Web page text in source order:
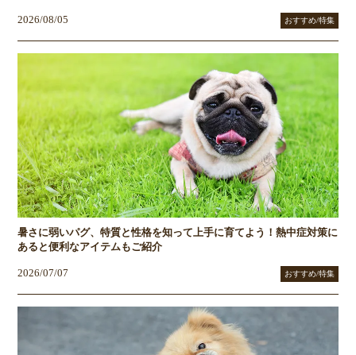
2026/08/05 おすすめ/特集
暑さに弱いパグ、特質と性格を知って上手に育てよう！熱中症対策に
あると便利なアイテムもご紹介
2026/07/07 おすすめ/特集